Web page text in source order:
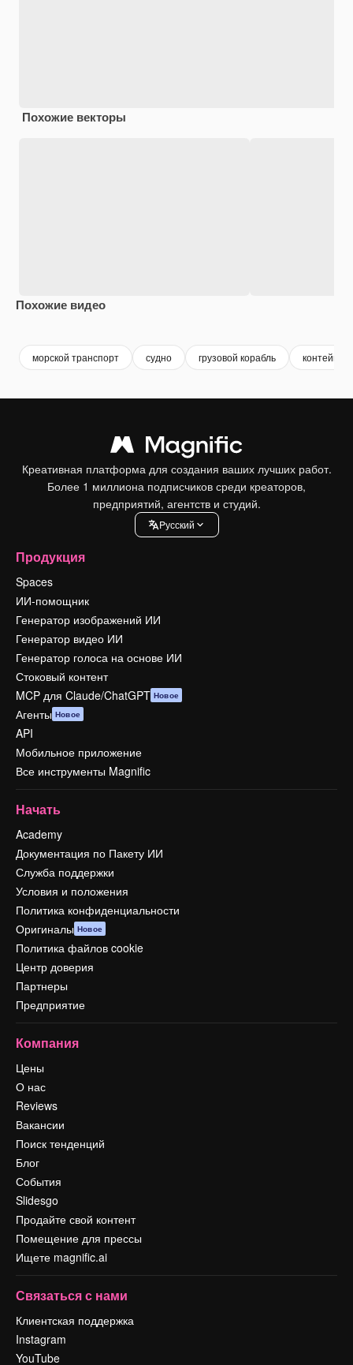
Похожие векторы
Похожие видео
морской транспорт судно грузовой корабль
Креативная платформа для создания ваших лучших работ.
Более 1 миллиона подписчиков среди креаторов,
предприятий, агентств и студий.
Pусский
Продукция
Spaces
ИИ-помощник
Генератор изображений ИИ
Генератор видео ИИ
Генератор голоса на основе ИИ
Стоковый контент
MCP для Claude/ChatGPT Новое
Агенты Новое
API
Мобильное приложение
Все инструменты Magnific
Начать
Academy
Документация по Пакету ИИ
Служба поддержки
Условия и положения
Политика конфиденциальности
Оригиналы Новое
Политика файлов cookie
Центр доверия
Партнеры
Предприятие
Компания
Цены
О нас
Reviews
Вакансии
Поиск тенденций
Блог
События
Slidesgo
Продайте свой контент
Помещение для прессы
Ищете magnific.ai
Связаться с нами
Клиентская поддержка
Instagram
YouTube